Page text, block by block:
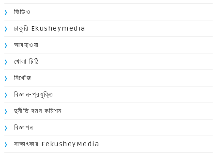
ভিডিও
চাকুরি Ekusheymedia
আবহাওয়া
খোলা চিঠি
নিখোঁজ
বিজ্ঞান-প্রযুক্তি
দুর্নীতি দমন কমিশন
বিজ্ঞাপন
সাক্ষাৎকার EekusheyMedia